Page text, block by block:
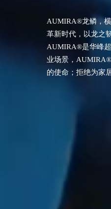
AUMIRA®龙鳞，横
革新时代，以龙之
AUMIRA®是华峰
业场景，
的使命；拒绝为家